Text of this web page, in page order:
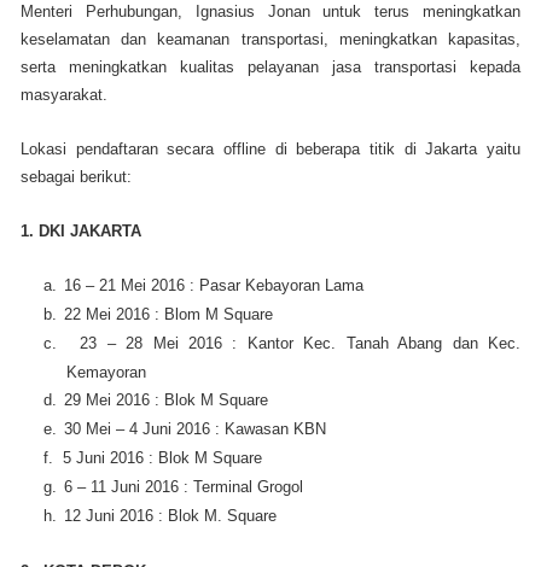
Menteri Perhubungan, Ignasius Jonan untuk terus meningkatkan
keselamatan dan keamanan transportasi, meningkatkan kapasitas,
serta meningkatkan kualitas pelayanan jasa transportasi kepada
masyarakat.
Lokasi pendaftaran secara offline di beberapa titik di Jakarta yaitu
sebagai berikut:
1. DKI JAKARTA
a.
16 – 21 Mei 2016 : Pasar Kebayoran Lama
b.
22 Mei 2016 : Blom M Square
c.
23 – 28 Mei 2016 : Kantor Kec. Tanah Abang dan Kec.
Kemayoran
d.
29 Mei 2016 : Blok M Square
e.
30 Mei – 4 Juni 2016 : Kawasan KBN
f.
5 Juni 2016 : Blok M Square
g.
6 – 11 Juni 2016 : Terminal Grogol
h.
12 Juni 2016 : Blok M. Square